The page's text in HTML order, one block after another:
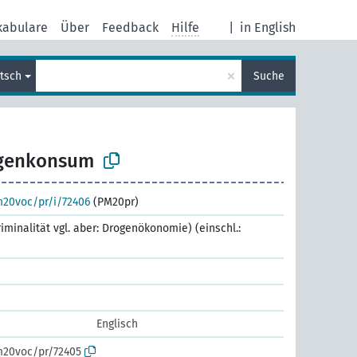
in English
Über Feedback Hilfe
× Suche
pr/i/72406 (PM20pr)
vgl. aber: Drogenökonomie) (einschl.:
Englisch
pr/72405